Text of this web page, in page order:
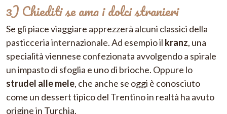
3) Chiediti se ama i dolci stranieri
Se gli piace viaggiare apprezzerà alcuni classici della
pasticceria internazionale. Ad esempio il kranz, una
specialità viennese confezionata avvolgendo a spirale
un impasto di sfoglia e uno di brioche. Oppure lo
strudel alle mele, che anche se oggi è conosciuto
come un dessert tipico del Trentino in realtà ha avuto
origine in Turchia.